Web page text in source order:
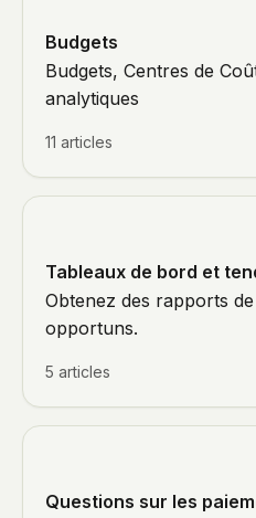
Budgets
Budgets, Centres de
analytiques
11 articles
Tableaux de bord et
Obtenez des rapports
opportuns.
5 articles
Questions sur les